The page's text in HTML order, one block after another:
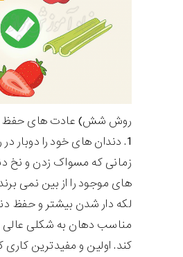
روش شش) عادت های حفظ
دندان های خود را دوبار
زمانی که مسواک زدن و نخ
های موجود را از بین نمی
لکه دار شدن بیشتر و حفظ
مناسب دهان به شکلی
کند. اولین و مفیدترین کاری